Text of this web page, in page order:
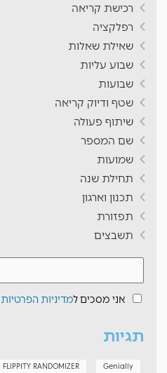
רכישת קריאה
רפלקציה
שאילת שאלות
שבוע עליות
שבועות
שטף ודיוק קריאה
שיתוף פעולה
שם המספר
שמועות
תחילת שנה
תכנון וארגון
תפזורת
תשבצים
אני מסכים למדיניות הפרטיות
תגיות
FLIPPITY RANDOMIZER Genially